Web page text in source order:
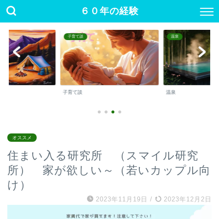
６０年の経験
子育て談
子育て談
温泉
温泉
オススメ
住まい入る研究所 （スマイル研究
所） 家が欲しい～（若いカップル向
け）
2023年11月19日 / 2023年12月2日